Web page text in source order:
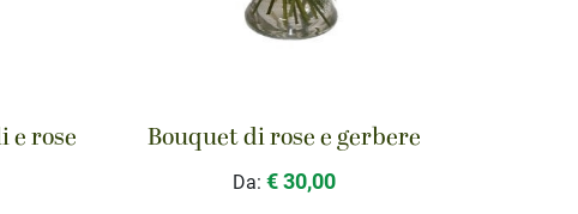
e rose
Bouquet di rose e gerbere
Da:€ 30,00